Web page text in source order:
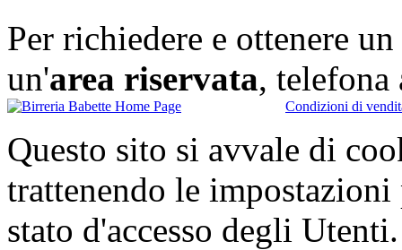
Per richiedere e ottenere un
un'area riservata,
Condizioni di
Questo sito si avvale di
trattenendo le
stato d'accesso degli Utenti.